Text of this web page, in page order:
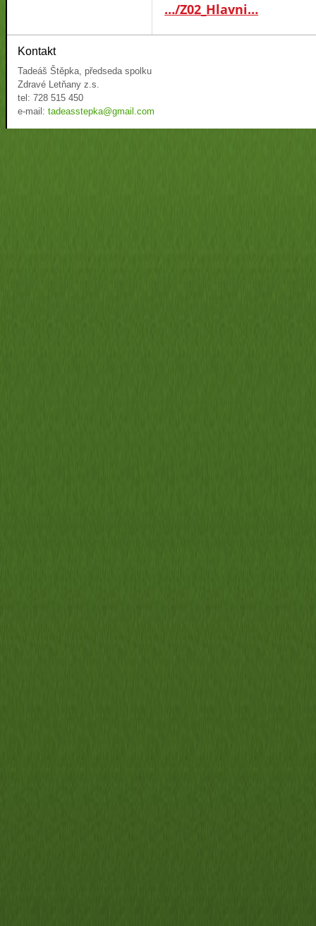
…/Z02_Hlavni…
Kontakt
Tadeáš Štěpka, předseda spolku
Zdravé Letňany z.s.
tel: 728 515 450
e-mail: tadeasstepka@gmail.com